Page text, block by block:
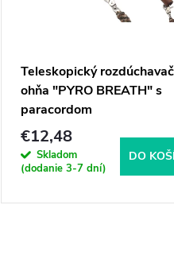
Teleskopický rozdúchavač
ohňa "PYRO BREATH" s
paracordom
€12,48
Skladom
(dodanie 3-7 dní)
DO